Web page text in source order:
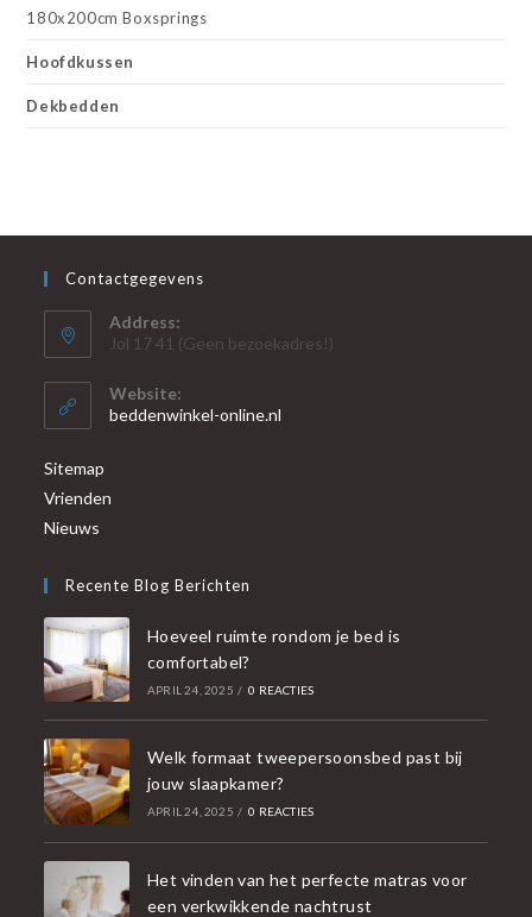
180x200cm Boxsprings
Hoofdkussen
Dekbedden
Contactgegevens
Address:
Jol 17 41 (Geen bezoekadres!)
Website:
beddenwinkel-online.nl
Sitemap
Vrienden
Nieuws
Recente Blog Berichten
Hoeveel ruimte rondom je bed is
comfortabel?
APRIL 24, 2025 / 0 REACTIES
Welk formaat tweepersoonsbed past bij
jouw slaapkamer?
APRIL 24, 2025 / 0 REACTIES
Het vinden van het perfecte matras voor
een verkwikkende nachtrust